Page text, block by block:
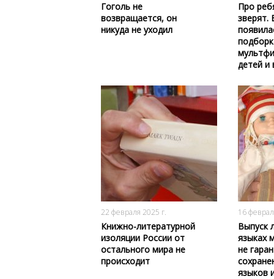
Гоголь не
возвращается, он
никуда не уходил
Про
зверят.
детей и
22 февраля 2025 г.
Книжно-литературной
изоляции России от
остального мира не
происходит
483
0
16
Выпуск
языках
не
языков